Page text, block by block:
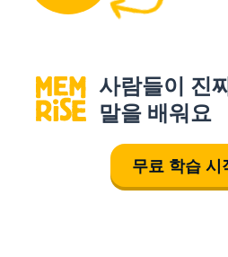
사람들이 진
말을 배워요
무료 학습 시